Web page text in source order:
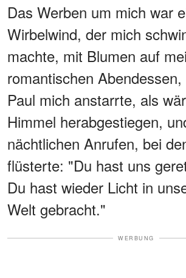
Das Werben um mich war
Wirbelwind, der mich
machte, mit Blumen auf
romantischen
Paul mich anstarrte, als
Himmel herabgestiegen,
nächtlichen Anrufen, bei
flüsterte: "Du hast uns
Du hast wieder Licht in
Welt gebracht."
WERBUNG